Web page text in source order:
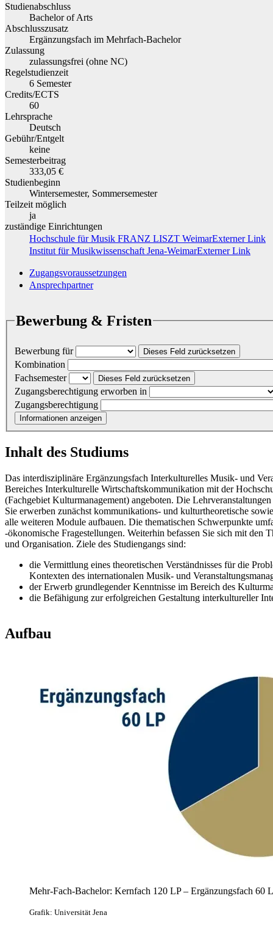
Studienabschluss
Bachelor of Arts
Abschlusszusatz
Ergänzungsfach im Mehrfach-Bachelor
Zulassung
zulassungsfrei (ohne NC)
Regelstudienzeit
6 Semester
Credits/ECTS
60
Lehrsprache
Deutsch
Gebühr/Entgelt
keine
Semesterbeitrag
333,05 €
Studienbeginn
Wintersemester, Sommersemester
Teilzeit möglich
ja
zuständige Einrichtungen
Hochschule für Musik FRANZ LISZT WeimarExterner Link
Institut für Musikwissenschaft Jena-WeimarExterner Link
Zugangsvoraussetzungen
Ansprechpartner
Bewerbung & Fristen
Bewerbung für Dieses Feld zurücksetzen
Kombination
Fachsemester
Dieses Feld zurücksetzen
Zugangsberechtigung erworben in
Zugangsberechtigung
Informationen anzeigen
Inhalt des Studiums
Das interdisziplinäre Ergänzungsfach Interkulturelles Musik- und
Bereiches Interkulturelle Wirtschaftskommunikation mit der
(Fachgebiet Kulturmanagement) angeboten. Die
Sie erwerben zunächst kommunikations- und kulturtheoretische
alle weiteren Module aufbauen. Die thematischen Schwerpunkte
-ökonomische Fragestellungen. Weiterhin befassen Sie sich mit den
und Organisation. Ziele des Studiengangs sind:
die Vermittlung eines theoretischen Verständnisses für die
Kontexten des internationalen Musik- und
der Erwerb grundlegender Kenntnisse im Bereich des
die Befähigung zur erfolgreichen Gestaltung interkultureller
Aufbau
Mehr-Fach-Bachelor: Kernfach 120 LP – Ergänzungsfach 60
Grafik: Universität Jena